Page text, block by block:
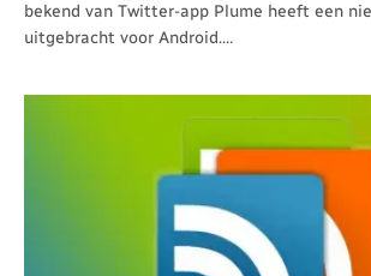
bekend van Twitter-app Plume heeft een
uitgebracht voor Android.…